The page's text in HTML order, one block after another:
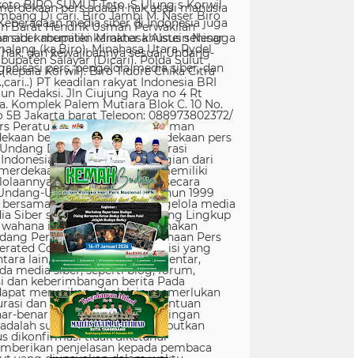
pers adalah hak asasi manusia
media siber di Indonesia juga
siber memiliki karakter khusus sehingga
dan kewajibannya sesuai Undang-
pers, pengelola media siber, dan